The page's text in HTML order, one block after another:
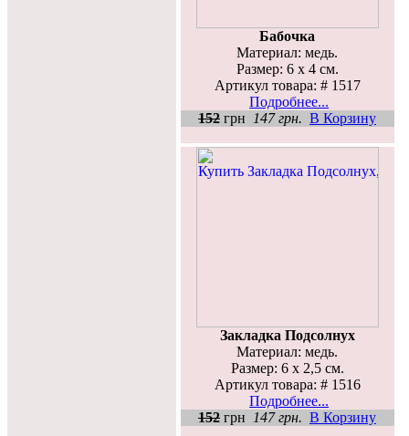
Бабочка
Материал: медь.
Размер: 6 х 4 см.
Артикул товара: # 1517
Подробнее...
152 грн 147 грн. В Корзину
Закладка Подсолнух
Материал: медь.
Размер: 6 х 2,5 см.
Артикул товара: # 1516
Подробнее...
152 грн 147 грн. В Корзину